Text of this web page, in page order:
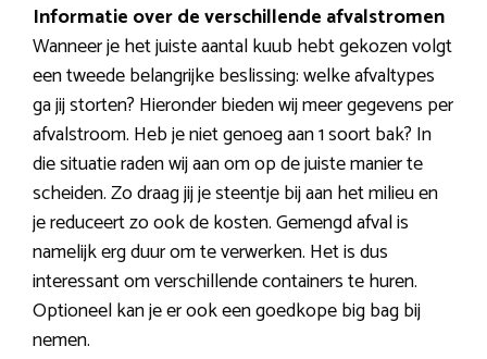
Informatie over de verschillende afvalstromen
Wanneer je het juiste aantal kuub hebt gekozen volgt
een tweede belangrijke beslissing: welke afvaltypes
ga jij storten? Hieronder bieden wij meer gegevens per
afvalstroom. Heb je niet genoeg aan 1 soort bak? In
die situatie raden wij aan om op de juiste manier te
scheiden. Zo draag jij je steentje bij aan het milieu en
je reduceert zo ook de kosten. Gemengd afval is
namelijk erg duur om te verwerken. Het is dus
interessant om verschillende containers te huren.
Optioneel kan je er ook een goedkope big bag bij
nemen.